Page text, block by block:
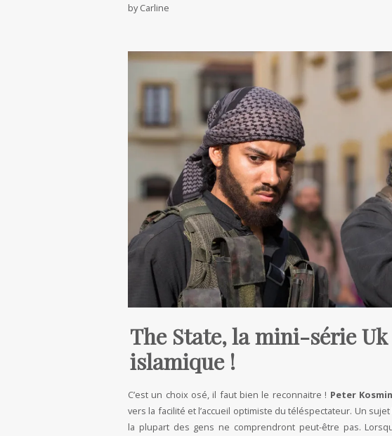
byCarline
The State, la mini-série Uk
islamique !
C’est un choix osé, il faut bien le reconnaitre ! Peter
vers la facilité et l’accueil optimiste du téléspectateur. Un sujet
la plupart des gens ne comprendront peut-être pas.